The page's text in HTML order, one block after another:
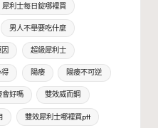
犀利士每日錠哪裡買
男人不舉要吃什麼
因 超級犀利士
得 陽痿 陽痿不可逆
會好嗎 雙效威而鋼
雙效犀利士哪裡買ptt